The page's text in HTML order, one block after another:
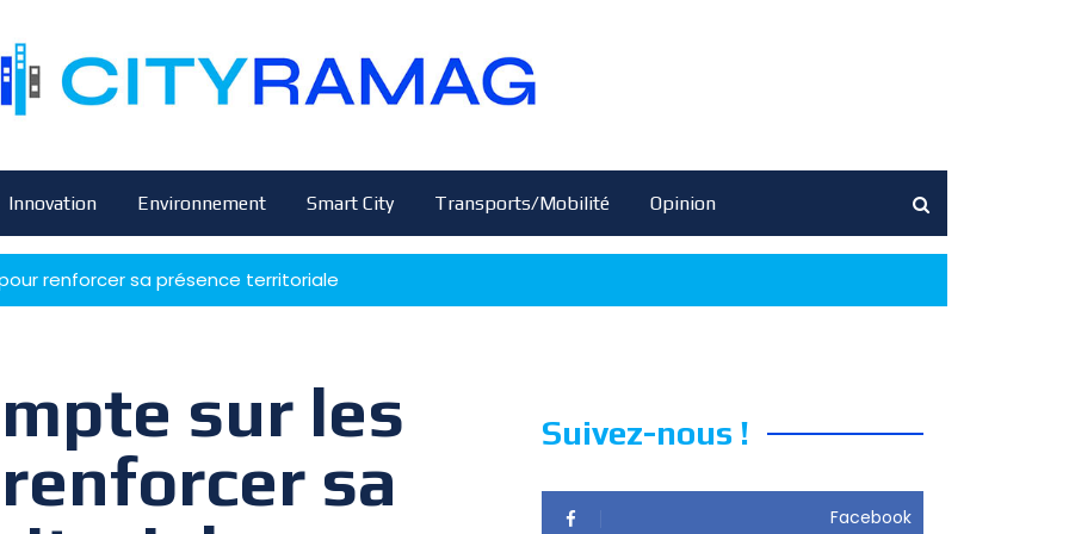
Innovation Environnement Smart City Transports/Mobilité Opinion
renforcer sa présence territoriale
sur les
sa
Suivez-nous !
Facebook